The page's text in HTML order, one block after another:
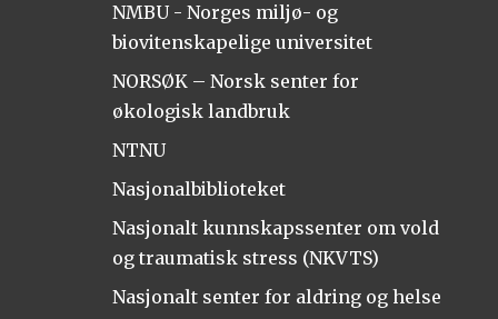
NMBU - Norges miljø- og
biovitenskapelige universitet
NORSØK – Norsk senter for
økologisk landbruk
NTNU
Nasjonalbiblioteket
Nasjonalt kunnskapssenter om vold
og traumatisk stress (NKVTS)
Nasjonalt senter for aldring og helse